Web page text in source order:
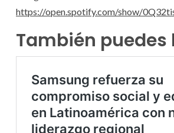
https://open.spotify.com/show/
También puedes